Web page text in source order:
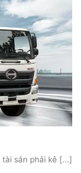
sản phải kê [...]